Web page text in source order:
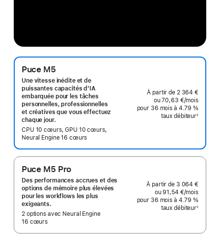
Puce M5
Une vitesse inédite et de
puissantes capacités d’IA
embarquée pour les tâches
personnelles, professionnelles
et créatives que vous effectuez
chaque jour.
CPU 10 cœurs, GPU 10 cœurs,
Neural Engine 16 cœurs
À partir de 2 364 €
ou70,63 €/mois
pour 36 mois
taux débiteur◊
Puce M5 Pro
Des performances accrues et des
options de mémoire plus élevées
pour les workflows les plus
exigeants.
2 options avec Neural Engine
16 cœurs
À partir de 3 064 €
ou91,54 €/mois
pour 36 mois
taux débiteur◊